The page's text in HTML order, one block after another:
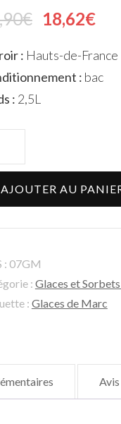
€ 18,62€
: Hauts-de-France
: bac
: 2,5L
AJOUTER AU
: 07GM
: Glaces et
: Glaces de Marc